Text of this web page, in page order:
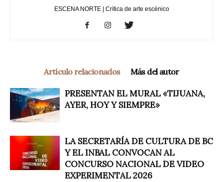
ESCENA NORTE | Crítica de arte escénico
Artículo relacionados Más del autor
PRESENTAN EL MURAL «TIJUANA,
AYER, HOY Y SIEMPRE»
LA SECRETARÍA DE CULTURA DE BC
Y EL INBAL CONVOCAN AL
CONCURSO NACIONAL DE VIDEO
EXPERIMENTAL 2026